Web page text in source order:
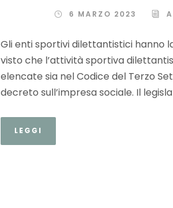
6 MARZO 2023
Gli enti sportivi dilettantistici hanno
visto che l’attività sportiva
elencate sia nel Codice del Terzo
decreto sull’impresa sociale. Il
LEGGI